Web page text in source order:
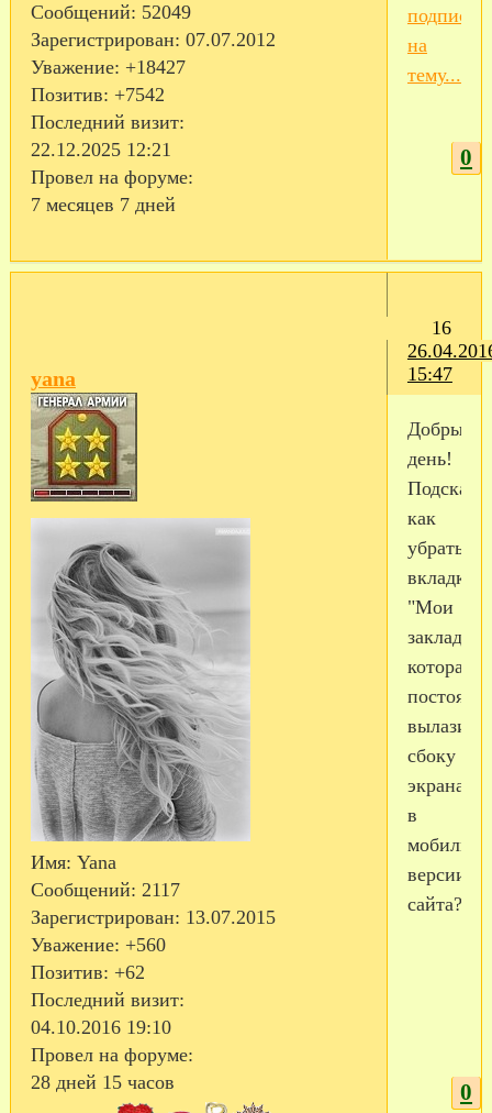
Сообщений: 52049
Зарегистрирован: 07.07.2012
Уважение: +18427
Позитив: +7542
Последний визит:
22.12.2025 12:21
Провел на форуме:
7 месяцев 7 дней
на
тему...
0
16
15:47
yana
Имя: Yana
Сообщений: 2117
Зарегистрирован: 13.07.2015
Уважение: +560
Позитив: +62
Последний визит:
04.10.2016 19:10
Провел на форуме:
28 дней 15 часов
Добрый
день!
как
убрать
вкладку
"Мои
которая
вылазит
сбоку
экрана,
в
версии
сайта?
0